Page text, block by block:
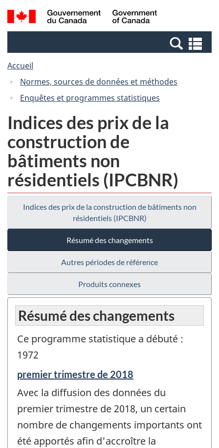
Passer
au
Passer
à
Canada
Recherche
et
et
Accueil
Normes, sources de données et méthodes
Enquêtes et programmes statistiques
Indices des prix de la
construction de
bâtiments non
résidentiels (IPCBNR)
Indices des prix de la construction de bâtiments non
résidentiels (IPCBNR)
Résumé des changements
Autres périodes de référence
Produits connexes
Résumé des changements
Ce programme statistique a débuté :
1972
Période
référence
de
changement
-
premier trimestre de 2018
Avec la diffusion des données du
premier trimestre de 2018, un certain
nombre de changements importants ont
été apportés afin d'accroître la